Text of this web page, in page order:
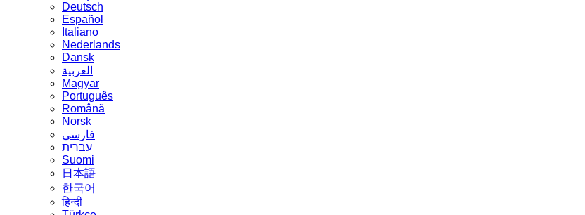
Deutsch
Español
Italiano
Nederlands
Dansk
العربية
Magyar
Português
Română
Norsk
فارسی
עברית
Suomi
日本語
한국어
हिन्दी